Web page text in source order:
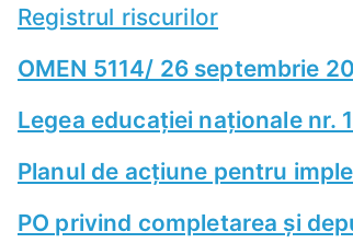
Registrul riscurilor
OMEN 5114/ 26 septembrie
Legea educației naționale nr.
Planul de acțiune pentru
PO privind completarea și